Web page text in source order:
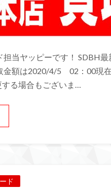
担当ヤッピーです！ SDBH
額は2020/4/5 02：00現
する場合もございま…
ド